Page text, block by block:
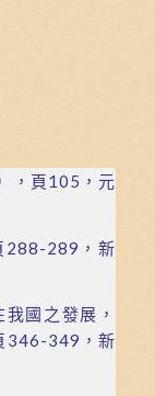
，頁105，元
288-289，新
國之發展，
346-349，新